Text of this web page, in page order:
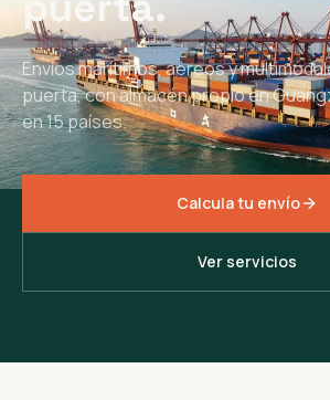
Envíos marítimos, aéreos y
puerta, con almacén propio en
en 15 países.
Calcula tu envío
Ver servicios